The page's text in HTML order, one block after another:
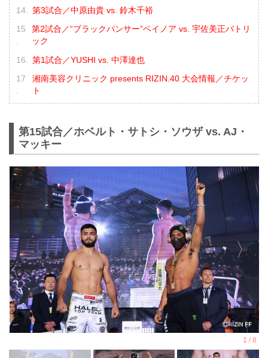
第3試合／中原由貴 vs. 鈴木千裕
第2試合／“ブラックパンサー”ベイノア vs. 宇佐美正パトリ
ック
第1試合／YUSHI vs. 中澤達也
湘南美容クリニック presents RIZIN.40 大会情報／チケッ
ト
第15試合／ホベルト・サトシ・ソウザ vs. AJ・
マッキー